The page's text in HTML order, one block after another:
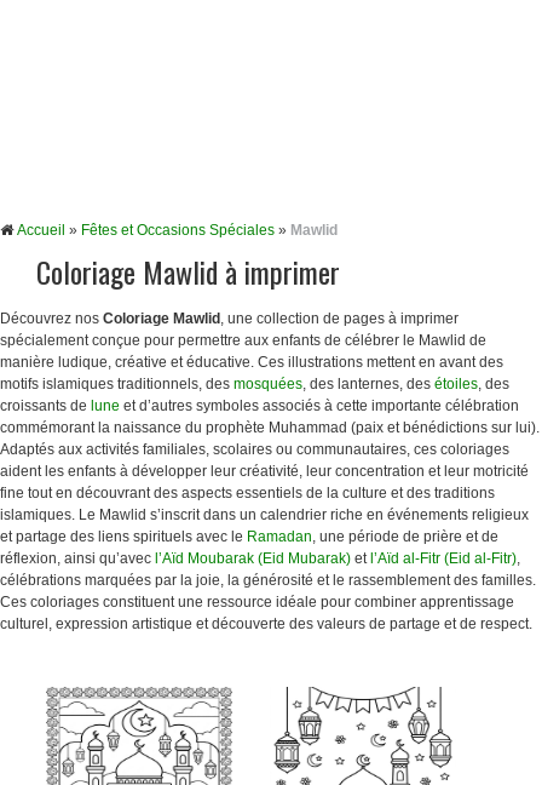
Accueil » Fêtes et Occasions Spéciales » Mawlid
Coloriage Mawlid à imprimer
Découvrez nos Coloriage Mawlid , une collection de pages à imprimer
spécialement conçue pour permettre aux enfants de célébrer le Mawlid de
manière ludique, créative et éducative. Ces illustrations mettent en avant des
motifs islamiques traditionnels, des mosquées, des lanternes, des étoiles, des
croissants de lune et d’autres symboles associés à cette importante célébration
commémorant la naissance du prophète Muhammad (paix et bénédictions sur lui).
Adaptés aux activités familiales, scolaires ou communautaires, ces coloriages
aident les enfants à développer leur créativité, leur concentration et leur motricité
fine tout en découvrant des aspects essentiels de la culture et des traditions
islamiques. Le Mawlid s’inscrit dans un calendrier riche en événements religieux
et partage des liens spirituels avec le Ramadan, une période de prière et de
réflexion, ainsi qu’avec l’Aïd Moubarak (Eid Mubarak) et l’Aïd al-Fitr (Eid al-Fitr),
célébrations marquées par la joie, la générosité et le rassemblement des familles.
Ces coloriages constituent une ressource idéale pour combiner apprentissage
culturel, expression artistique et découverte des valeurs de partage et de respect.